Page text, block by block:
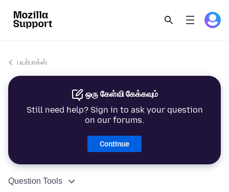
பயர்பாக்ஸ்
ஒரு கேள்வி கேக்கவும்
Still need help? Sign in to ask your question
on our forums.
Continue
Question Tools